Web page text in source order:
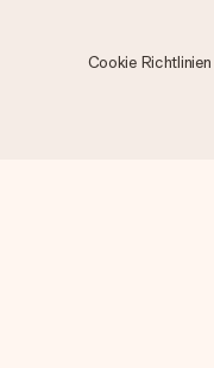
Cookie Richtlinien